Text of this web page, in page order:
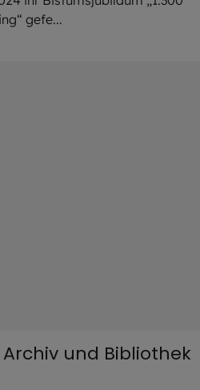
gefe...
und Bibliothek